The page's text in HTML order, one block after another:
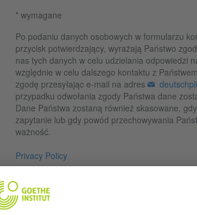
* wymagane
Po podaniu danych osobowych w formularzu
przycisk potwierdzający, wyrażają Państwo
nas tych danych w celu udzielania odpowiedzi
względnie w celu dalszego kontaktu z
zgodę przesyłając e-mail na adres
przypadku odwołania zgody Państwa dane
Dane Państwa zostaną również skasowane,
zapytanie lub gdy powód przechowywania
ważność.
Privacy Policy